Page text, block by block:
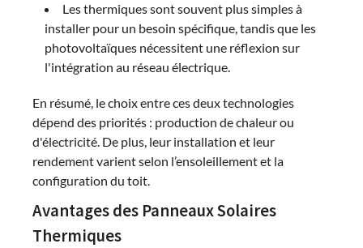
Les thermiques sont souvent plus simples à
installer pour un besoin spécifique, tandis que les
photovoltaïques nécessitent une réflexion sur
l'intégration au réseau électrique.
En résumé, le choix entre ces deux technologies
dépend des priorités : production de chaleur ou
d'électricité. De plus, leur installation et leur
rendement varient selon l’ensoleillement et la
configuration du toit.
Avantages des Panneaux Solaires
Thermiques